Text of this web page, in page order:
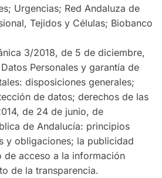
Urgencias; Red Andaluza de
Tejidos y Células; Biobanco
3/2018, de 5 de diciembre,
Personales y garantía de
disposiciones generales;
de datos; derechos de las
de 24 de junio, de
de Andalucía: principios
y obligaciones; la publicidad
de acceso a la información
de la transparencia.